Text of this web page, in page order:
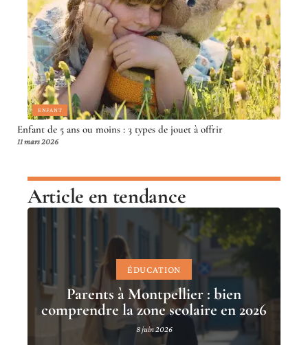
ENFANT
Enfant de 5 ans ou moins : 3 types de jouet à offrir
11 mars 2026
Article en tendance
ÉDUCATION
Parents à Montpellier : bien
comprendre la zone scolaire en 2026
8 juin 2026